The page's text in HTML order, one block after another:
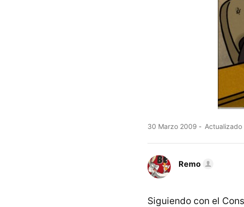
30 Marzo 2009
Remo
Siguiendo con el